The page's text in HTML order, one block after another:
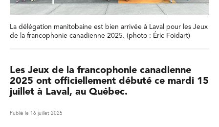
La délégation manitobaine est bien arrivée à Laval pour les Jeux
de la francophonie canadienne 2025. (photo : Éric Foidart)
Les Jeux de la francophonie canadienne
2025 ont officiellement débuté ce mardi 15
juillet à Laval, au Québec.
Publié le 16 juillet 2025